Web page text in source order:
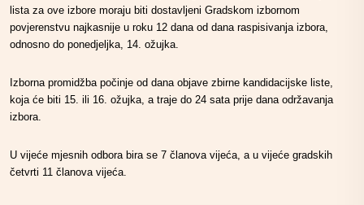
lista za ove izbore moraju biti dostavljeni Gradskom izbornom
povjerenstvu najkasnije u roku 12 dana od dana raspisivanja izbora,
odnosno do ponedjeljka, 14. ožujka.
Izborna promidžba počinje od dana objave zbirne kandidacijske liste,
koja će biti 15. ili 16. ožujka, a traje do 24 sata prije dana održavanja
izbora.
U vijeće mjesnih odbora bira se 7 članova vijeća, a u vijeće gradskih
četvrti 11 članova vijeća.